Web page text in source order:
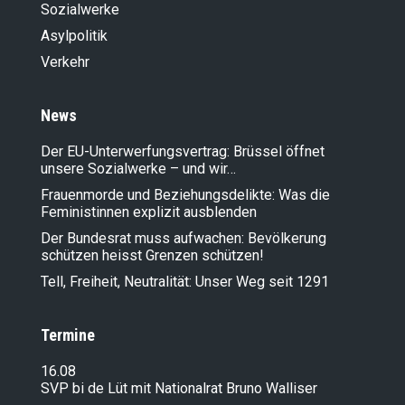
Sozialwerke
Asylpolitik
Verkehr
News
Der EU-Unterwerfungsvertrag: Brüssel öffnet
unsere Sozialwerke – und wir…
Frauenmorde und Beziehungsdelikte: Was die
Feministinnen explizit ausblenden
Der Bundesrat muss aufwachen: Bevölkerung
schützen heisst Grenzen schützen!
Tell, Freiheit, Neutralität: Unser Weg seit 1291
Termine
16.08
SVP bi de Lüt mit Nationalrat Bruno Walliser